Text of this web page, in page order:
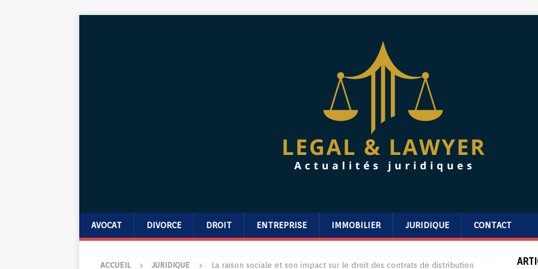
AVOCAT DIVORCE DROIT ENTREPRISE IMMOBILIER JURIDIQUE CONTACT
ACCUEIL JURIDIQUE La raison sociale et son impact sur le droit des contrats de distribution